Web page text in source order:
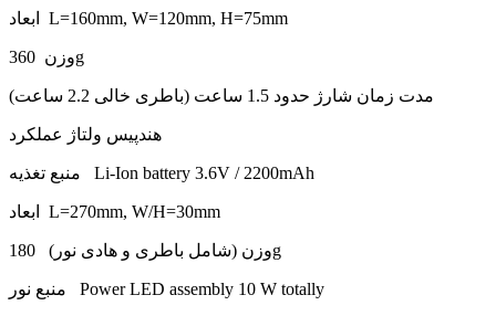
ابعاد L=160mm, W=120mm, H=75mm
وزن 360g
مدت زمان شارژ حدود 1.5 ساعت (باطری خالی 2.2 ساعت)
هندپیس ولتاژ عملکرد
منبع تغذیه Li-Ion battery 3.6V / 2200mAh
ابعاد L=270mm, W/H=30mm
وزن (شامل باطری و هادی نور) 180g
منبع نور Power LED assembly 10 W totally